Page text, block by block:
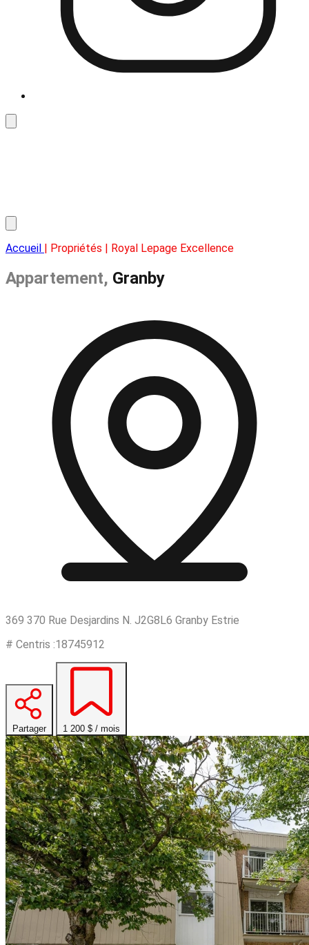
Accueil | Propriétés | Royal Lepage Excellence
Appartement, Granby
369 370 Rue Desjardins N. J2G8L6 Granby Estrie
# Centris :18745912
Partager 1 200 $ / mois